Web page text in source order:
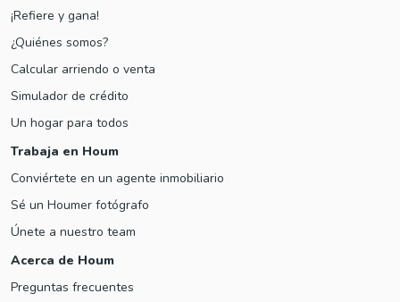
¡Refiere y gana!
¿Quiénes somos?
Calcular arriendo o venta
Simulador de crédito
Un hogar para todos
Trabaja en Houm
Conviértete en un agente inmobiliario
Sé un Houmer fotógrafo
Únete a nuestro team
Acerca de Houm
Preguntas frecuentes